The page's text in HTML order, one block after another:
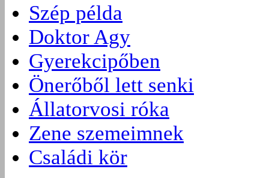
Szép példa
Doktor Agy
Gyerekcipőben
Önerőből lett senki
Állatorvosi róka
Zene szemeimnek
Családi kör